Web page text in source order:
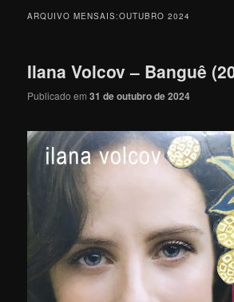
ARQUIVO MENSAIS:OUTUBRO 2024
Ilana Volcov – Banguê
Publicado em31 de outubro de 2024